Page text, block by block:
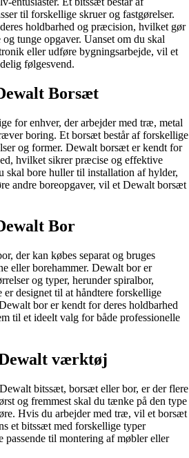
til forskellige skruer og fastgørelser.
holdbarhed og præcision, hvilket gør
tunge opgaver. Uanset om du skal
eller udføre bygningsarbejde, vil et
følgesvend.
Borsæt
for enhver, der arbejder med træ, metal
boring. Et borsæt består af forskellige
og former. Dewalt borsæt er kendt for
hvilket sikrer præcise og effektive
skal bore huller til installation af hylder,
andre boreopgaver, vil et Dewalt borsæt
Bor
der kan købes separat og bruges
eller borehammer. Dewalt bor er
og typer, herunder spiralbor,
designet til at håndtere forskellige
bor er kendt for deres holdbarhed
til et ideelt valg for både professionelle
værktøj
bitssæt, borsæt eller bor, er der flere
og fremmest skal du tænke på den type
Hvis du arbejder med træ, vil et borsæt
et bitssæt med forskellige typer
til montering af møbler eller